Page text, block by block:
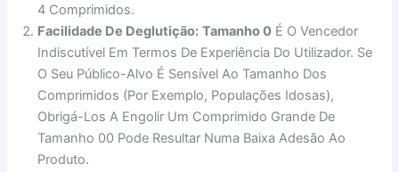
4 Comprimidos.
Facilidade De Deglutição: Tamanho 0 É O Vencedor
Indiscutível Em Termos De Experiência Do Utilizador. Se
O Seu Público-Alvo É Sensível Ao Tamanho Dos
Comprimidos (por Exemplo, Populações Idosas),
Obrigá-Los A Engolir Um Comprimido Grande De
Tamanho 00 Pode Resultar Numa Baixa Adesão Ao
Produto.